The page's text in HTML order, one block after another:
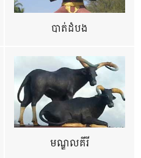
បាត់ដំបង
មណ្ឌលគីរី